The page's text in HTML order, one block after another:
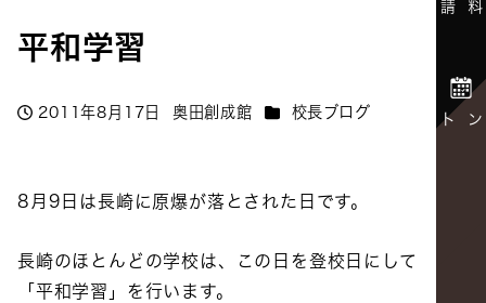
平和学習
投稿日
2011年8月17日
著
奥田創成館 カテゴリー
校長ブログ
8月9日は長崎に原爆が落とされた日です。
長崎のほとんどの学校は、この日を登校日にして
「平和学習」を行います。